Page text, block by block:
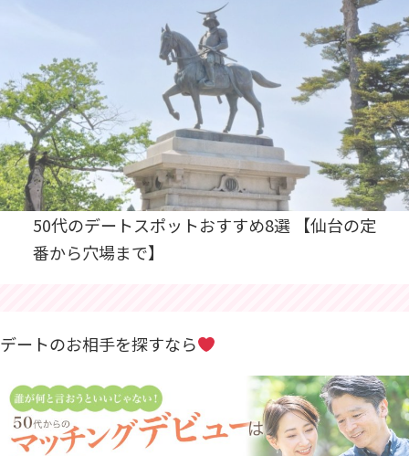
50代のデートスポットおすすめ8選 【仙台の定
番から穴場まで】
デートのお相手を探すなら